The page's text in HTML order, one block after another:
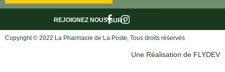
SUR :
REJOIGNEZ NOUS
Copyright © 2022 La Pharmacie de La Poste, Tous droits réservés
Une Réalisation de FLYDEV